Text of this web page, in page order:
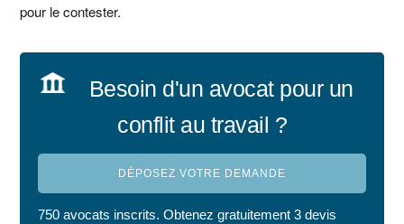
pour le contester.
Besoin d'un avocat pour un
conflit au travail ?
DÉPOSEZ VOTRE DEMANDE
750 avocats inscrits. Obtenez gratuitement 3 devis